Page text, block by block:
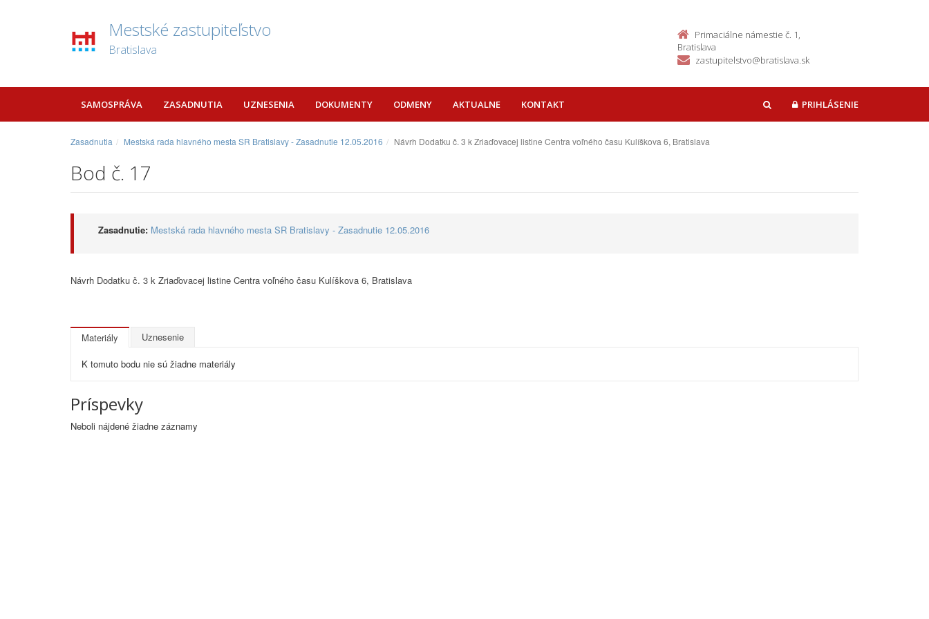
Mestské zastupiteľstvo
Bratislava
Primaciálne námestie č. 1,
Bratislava
zastupitelstvo@bratislava.sk
SAMOSPRÁVA ZASADNUTIA UZNESENIA DOKUMENTY ODMENY AKTUALNE KONTAKT HĽADAŤPRIHLÁSENIE
Zasadnutia Mestská rada hlavného mesta SR Bratislavy - Zasadnutie 12.05.2016 Návrh Dodatku č. 3 k Zriaďovacej listine Centra voľného času Kulíškova 6, Bratislava
Bod č. 17
Zasadnutie: Mestská rada hlavného mesta SR Bratislavy - Zasadnutie 12.05.2016
Návrh Dodatku č. 3 k Zriaďovacej listine Centra voľného času Kulíškova 6, Bratislava
Materiály Uznesenie
K tomuto bodu nie sú žiadne materiály
Príspevky
Neboli nájdené žiadne záznamy